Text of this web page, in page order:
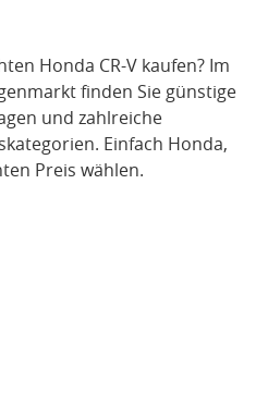
Honda CR-V kaufen? Im
finden Sie günstige
und zahlreiche
Einfach Honda,
Preis wählen.